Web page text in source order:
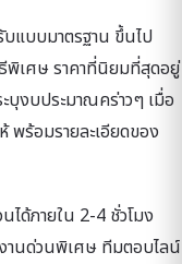
แบบมาตรฐาน ขึ้นไป
เศษ ราคาที่นิยมที่สุดอยู่
บุงบประมาณคร่าวๆ เมื่อ
พร้อมรายละเอียดของ
ได้ภายใน 2-4 ชั่วโมง
านด่วนพิเศษ ทีมตอบไลน์